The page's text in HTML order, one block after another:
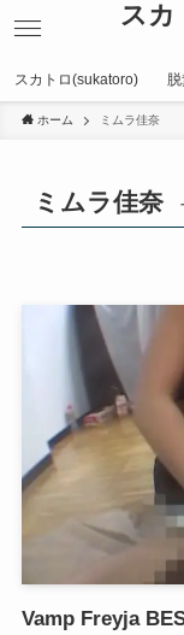
スカ
スカトロ(sukatoro)
ホーム ミムラ佳奈
ミムラ佳奈
Vamp Freyja